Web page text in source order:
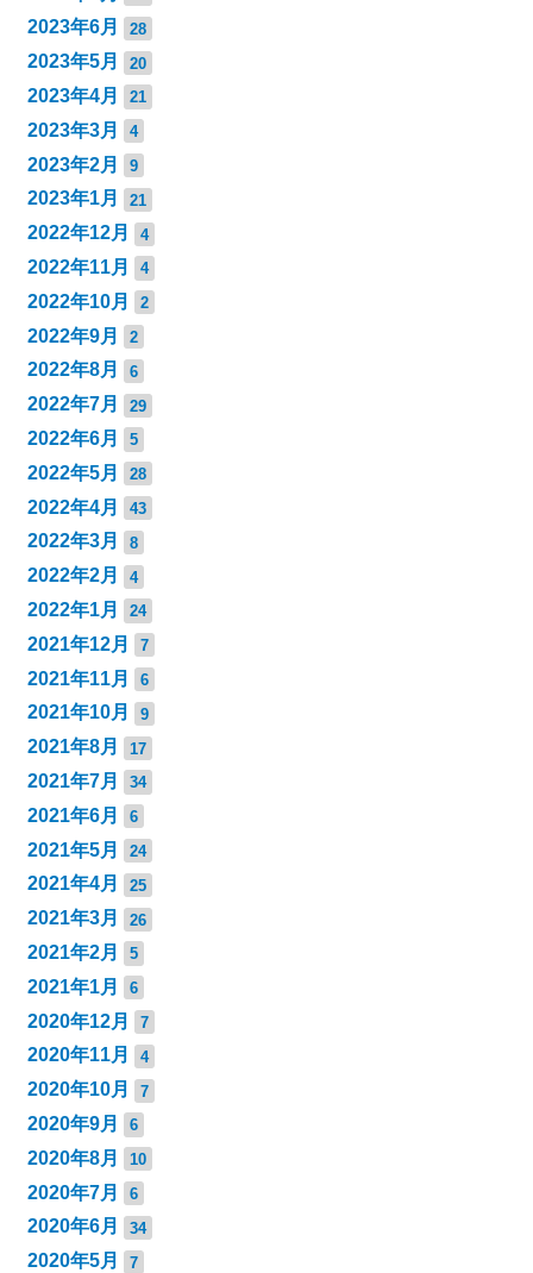
2023年6月 28
2023年5月 20
2023年4月 21
2023年3月 4
2023年2月 9
2023年1月 21
2022年12月 4
2022年11月 4
2022年10月 2
2022年9月 2
2022年8月 6
2022年7月 29
2022年6月 5
2022年5月 28
2022年4月 43
2022年3月 8
2022年2月 4
2022年1月 24
2021年12月 7
2021年11月 6
2021年10月 9
2021年8月 17
2021年7月 34
2021年6月 6
2021年5月 24
2021年4月 25
2021年3月 26
2021年2月 5
2021年1月 6
2020年12月 7
2020年11月 4
2020年10月 7
2020年9月 6
2020年8月 10
2020年7月 6
2020年6月 34
2020年5月 7